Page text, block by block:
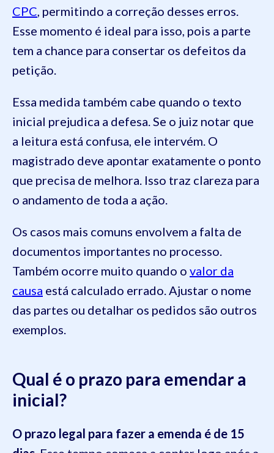
CPC, permitindo a correção desses erros.
Esse momento é ideal para isso, pois a parte
tem a chance para consertar os defeitos da
petição.
Essa medida também cabe quando o texto
inicial prejudica a defesa. Se o juiz notar que
a leitura está confusa, ele intervém. O
magistrado deve apontar exatamente o ponto
que precisa de melhora. Isso traz clareza para
o andamento de toda a ação.
Os casos mais comuns envolvem a falta de
documentos importantes no processo.
Também ocorre muito quando o valor da
causa está calculado errado. Ajustar o nome
das partes ou detalhar os pedidos são outros
exemplos.
Qual é o prazo para emendar a
inicial?
O prazo legal para fazer a emenda é de 15